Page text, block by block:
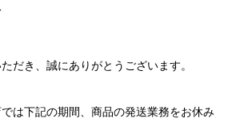
だき、誠にありがとうございます。
は下記の期間、商品の発送業務をお休み